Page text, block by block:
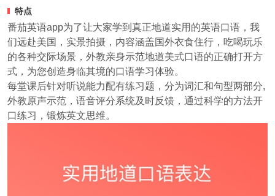
特点
番茄英语app为了让大家学到真正地道实用的英语口语，我
们远赴美国，实景拍摄，内容涵盖国外衣食住行，吃喝玩乐
的各种交际场景，外教亲身示范地道美式口语的正确打开方
式，为您创造身临其境的口语学习体验。
每堂课后针对听说能力配有练习题，分为词汇和句型两部分,
外教原声示范，语音评分系统及时反馈，通过科学的方法开
口练习，锻炼英文思维。